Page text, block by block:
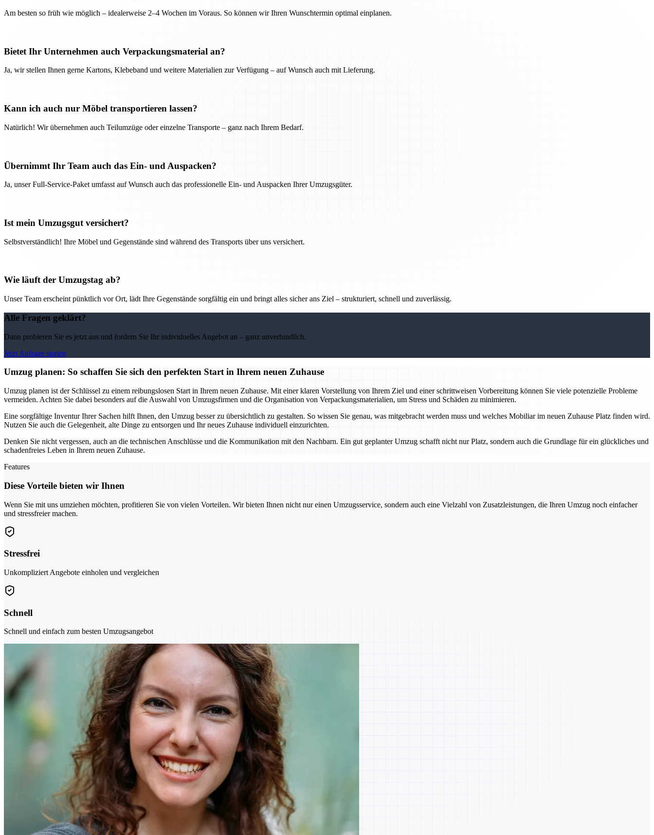
Am besten so früh wie möglich – idealerweise 2–4 Wochen im Voraus. So können wir Ihren Wunschtermin optimal einplanen.
Bietet Ihr Unternehmen auch Verpackungsmaterial an?
Ja, wir stellen Ihnen gerne Kartons, Klebeband und weitere Materialien zur Verfügung – auf Wunsch auch mit Lieferung.
Kann ich auch nur Möbel transportieren lassen?
Natürlich! Wir übernehmen auch Teilumzüge oder einzelne Transporte – ganz nach Ihrem Bedarf.
Übernimmt Ihr Team auch das Ein- und Auspacken?
Ja, unser Full-Service-Paket umfasst auf Wunsch auch das professionelle Ein- und Auspacken Ihrer Umzugsgüter.
Ist mein Umzugsgut versichert?
Selbstverständlich! Ihre Möbel und Gegenstände sind während des Transports über uns versichert.
Wie läuft der Umzugstag ab?
Unser Team erscheint pünktlich vor Ort, lädt Ihre Gegenstände sorgfältig ein und bringt alles sicher ans Ziel – strukturiert, schnell und zuverlässig.
Alle Fragen geklärt?
Dann probieren Sie es jetzt aus und fordern Sie Ihr individuelles Angebot an – ganz unverbindlich.
Jetzt Anfrage starten
Umzug planen: So schaffen Sie sich den perfekten Start in Ihrem neuen Zuhause
Umzug planen ist der Schlüssel zu einem reibungslosen Start in Ihrem neuen Zuhause. Mit einer klaren Vorstellung von Ihrem Ziel und einer schrittweisen Vorbereitung können Sie viele potenzielle Probleme
vermeiden. Achten Sie dabei besonders auf die Auswahl von Umzugsfirmen und die Organisation von Verpackungsmaterialien, um Stress und Schäden zu minimieren.
Eine sorgfältige Inventur Ihrer Sachen hilft Ihnen, den Umzug besser zu übersichtlich zu gestalten. So wissen Sie genau, was mitgebracht werden muss und welches Mobiliar im neuen Zuhause Platz finden wird.
Nutzen Sie auch die Gelegenheit, alte Dinge zu entsorgen und Ihr neues Zuhause individuell einzurichten.
Denken Sie nicht vergessen, auch an die technischen Anschlüsse und die Kommunikation mit den Nachbarn. Ein gut geplanter Umzug schafft nicht nur Platz, sondern auch die Grundlage für ein glückliches und
schadenfreies Leben in Ihrem neuen Zuhause.
Features
Diese Vorteile bieten wir Ihnen
Wenn Sie mit uns umziehen möchten, profitieren Sie von vielen Vorteilen. Wir bieten Ihnen nicht nur einen Umzugsservice, sondern auch eine Vielzahl von Zusatzleistungen, die Ihren Umzug noch einfacher
und stressfreier machen.
Stressfrei
Unkompliziert Angebote einholen und vergleichen
Schnell
Schnell und einfach zum besten Umzugsangebot